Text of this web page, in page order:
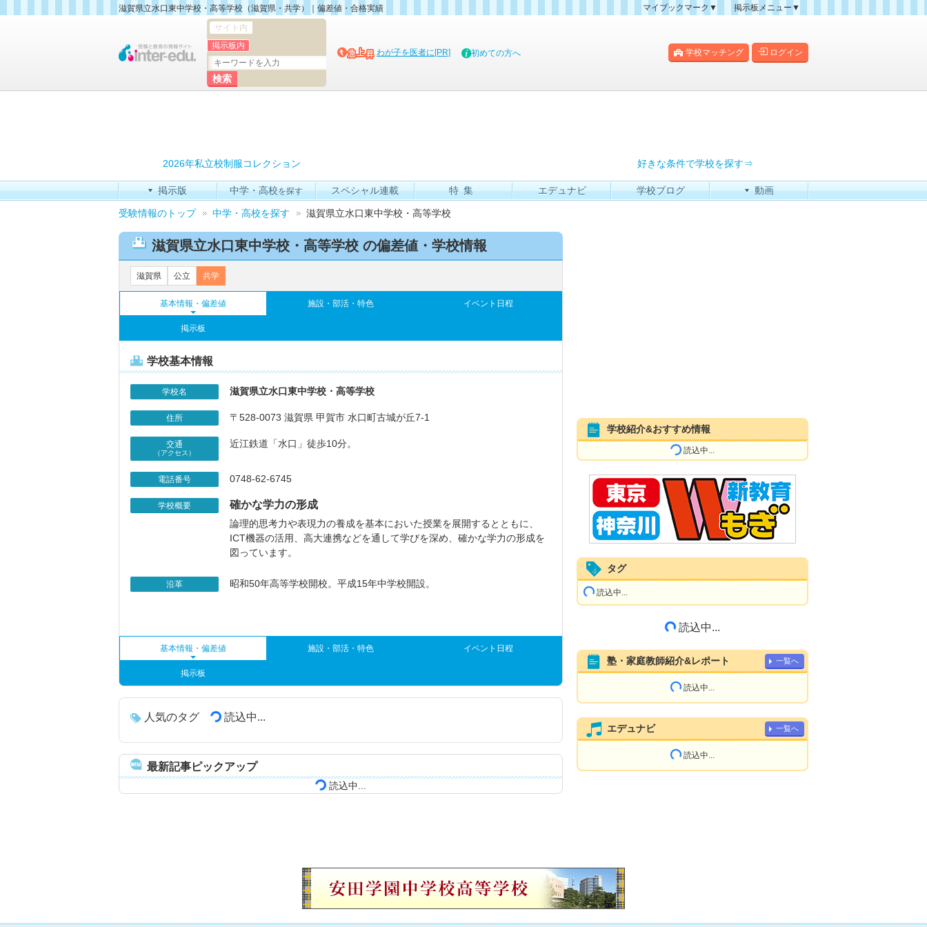
滋賀県立水口東中学校・高等学校（滋賀県・共学）｜偏差値・合格実績
マイブックマーク▼
掲示板メニュー▼
掲示板マップ
人気スレッドランキング
学校マッチング ログイン
サイト内
掲示板内
わが子を医者に[PR] 初めての方へ
2026年私立校制服コレクション 好きな条件で学校を探す⇒
掲示版 中学・高校を探す スペシャル連載 特集 エデュナビ 学校ブログ 動画
受験情報のトップ 中学・高校を探す 滋賀県立水口東中学校・高等学校
滋賀県立水口東中学校・高等学校 の偏差値・学校情報
滋賀県 公立 共学
基本情報・偏差値 施設・部活・特色 イベント日程
掲示板
学校基本情報
学校名 滋賀県立水口東中学校・高等学校
住所 〒528-0073 滋賀県 甲賀市 水口町古城が丘7-1
交通
（アクセス）
近江鉄道「水口」徒歩10分。
電話番号 0748-62-6745
学校概要 確かな学力の形成
論理的思考力や表現力の養成を基本においた授業を展開するとともに、
ICT機器の活用、高大連携などを通して学びを深め、確かな学力の形成を
図っています。
沿革 昭和50年高等学校開校。平成15年中学校開設。
基本情報・偏差値 施設・部活・特色 イベント日程
掲示板
人気のタグ 読込中...
最新記事ピックアップ
読込中...
学校紹介&おすすめ情報
読込中...
タグ
読込中...
読込中...
塾・家庭教師紹介&レポート 一覧へ
読込中...
エデュナビ 一覧へ
読込中...